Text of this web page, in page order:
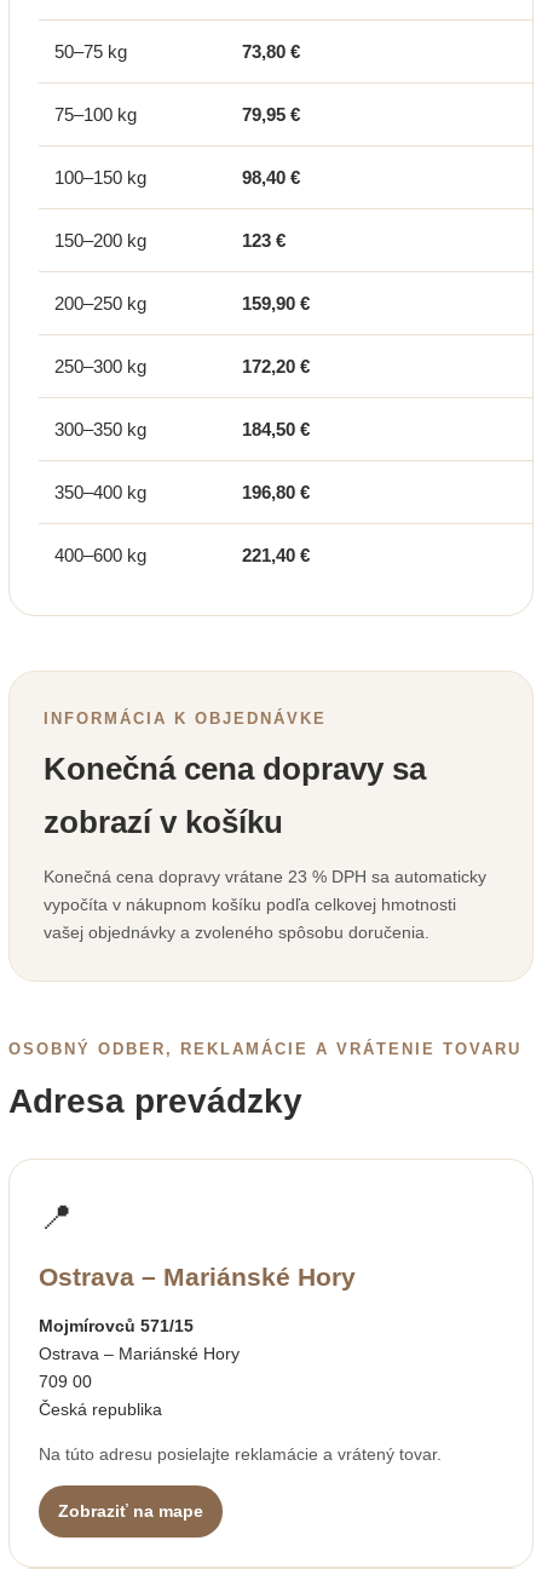
50–75 kg 73,80 €
75–100 kg 79,95 €
100–150 kg 98,40 €
150–200 kg 123 €
200–250 kg 159,90 €
250–300 kg 172,20 €
300–350 kg 184,50 €
350–400 kg 196,80 €
400–600 kg 221,40 €
INFORMÁCIA K OBJEDNÁVKE
Konečná cena dopravy sa
zobrazí v košíku
Konečná cena dopravy vrátane 23 % DPH sa automaticky
vypočíta v nákupnom košíku podľa celkovej hmotnosti
vašej objednávky a zvoleného spôsobu doručenia.
OSOBNÝ ODBER, REKLAMÁCIE A VRÁTENIE TOVARU
Adresa prevádzky
📍
Ostrava – Mariánské Hory
Mojmírovců 571/15
Ostrava – Mariánské Hory
709 00
Česká republika
Na túto adresu posielajte reklamácie a vrátený tovar.
Zobraziť na mape